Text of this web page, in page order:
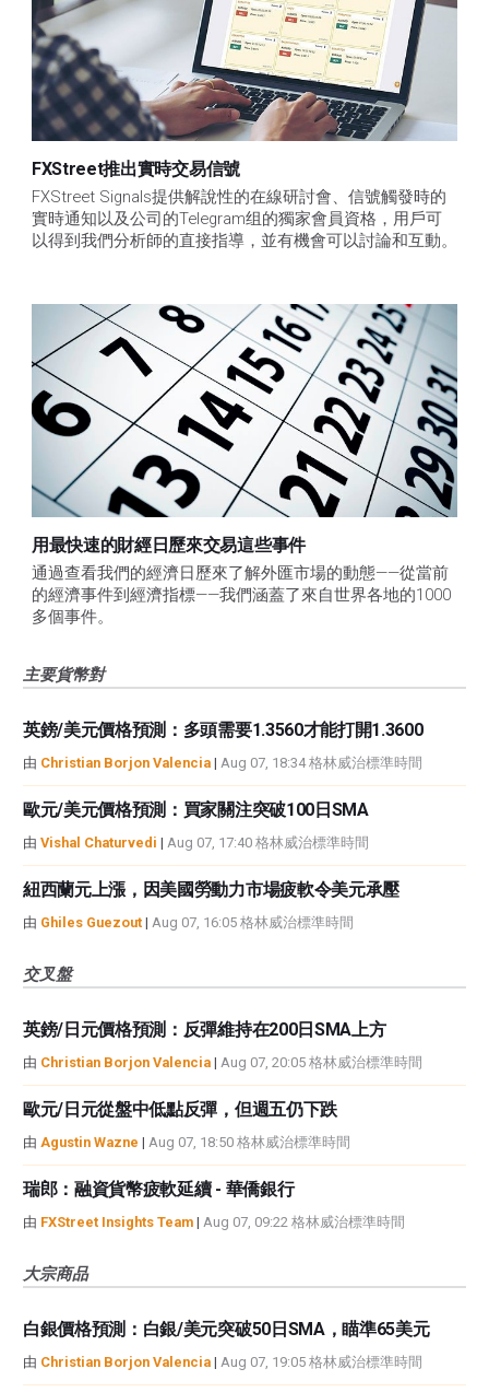
FXStreet推出實時交易信號
FXStreet Signals提供解說性的在線研討會、信號觸發時的
實時通知以及公司的Telegram组的獨家會員資格，用戶可
以得到我們分析師的直接指導，並有機會可以討論和互動。
用最快速的財經日歷來交易這些事件
通過查看我們的經濟日歷來了解外匯市場的動態——從當前
的經濟事件到經濟指標——我們涵蓋了來自世界各地的1000
多個事件。
主要貨幣對
英鎊/美元價格預測：多頭需要1.3560才能打開1.3600
由 Christian Borjon Valencia | Aug 07, 18:34 格林威治標準時間
歐元/美元價格預測：買家關注突破100日SMA
由 Vishal Chaturvedi | Aug 07, 17:40 格林威治標準時間
紐西蘭元上漲，因美國勞動力市場疲軟令美元承壓
由 Ghiles Guezout | Aug 07, 16:05 格林威治標準時間
交叉盤
英鎊/日元價格預測：反彈維持在200日SMA上方
由 Christian Borjon Valencia | Aug 07, 20:05 格林威治標準時間
歐元/日元從盤中低點反彈，但週五仍下跌
由 Agustin Wazne | Aug 07, 18:50 格林威治標準時間
瑞郎：融資貨幣疲軟延續 - 華僑銀行
由 FXStreet Insights Team | Aug 07, 09:22 格林威治標準時間
大宗商品
白銀價格預測：白銀/美元突破50日SMA，瞄準65美元
由 Christian Borjon Valencia | Aug 07, 19:05 格林威治標準時間